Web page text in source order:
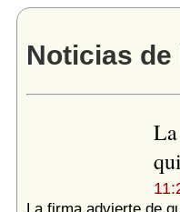
Noticias de